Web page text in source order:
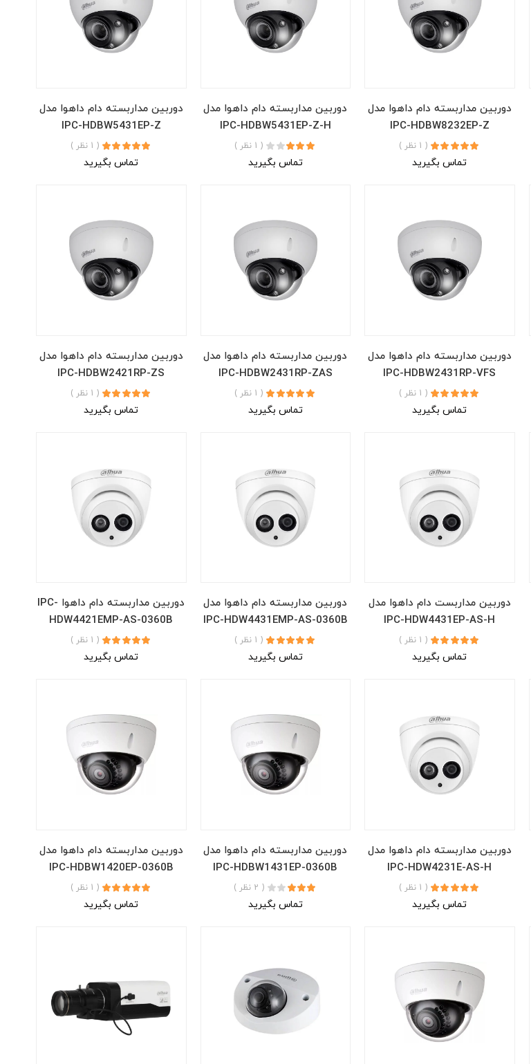
دوربین مداربسته دام داهوا مدل
IPC-HDBW8232EP-Z
( 1 نظر )
تماس بگیرید
دوربین مداربسته دام داهوا مدل
IPC-HDBW5431EP-Z-H
( 1 نظر )
تماس بگیرید
دوربین مداربسته دام داهوا مدل
IPC-HDBW5431EP-Z
( 1 نظر )
تماس بگیرید
دوربین مداربسته دام داهوا مدل
IPC-HDBW2431RP-VFS
( 1 نظر )
تماس بگیرید
دوربین مداربسته دام داهوا مدل
IPC-HDBW2431RP-ZAS
( 1 نظر )
تماس بگیرید
دوربین مداربسته دام داهوا مدل
IPC-HDBW2421RP-ZS
( 1 نظر )
تماس بگیرید
دوربین مداربست دام داهوا مدل
IPC-HDW4431EP-AS-H
( 1 نظر )
تماس بگیرید
دوربین مداربسته دام داهوا مدل
IPC-HDW4431EMP-AS-0360B
( 1 نظر )
تماس بگیرید
دوربین مداربسته دام داهوا IPC-
HDW4421EMP-AS-0360B
( 1 نظر )
تماس بگیرید
دوربین مداربسته دام داهوا مدل
IPC-HDW4231E-AS-H
( 1 نظر )
تماس بگیرید
دوربین مداربسته دام داهوا مدل
IPC-HDBW1431EP-0360B
( 2 نظر )
تماس بگیرید
دوربین مداربسته دام داهوا مدل
IPC-HDBW1420EP-0360B
( 1 نظر )
تماس بگیرید